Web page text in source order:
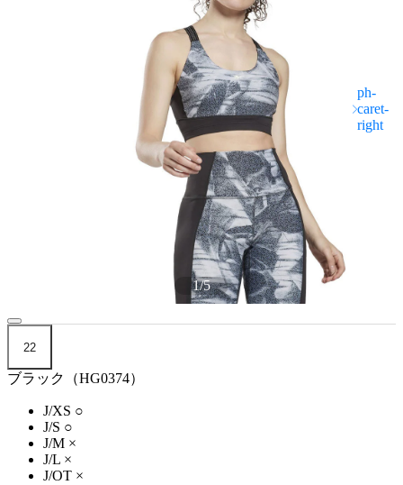
1/5
22
ブラック（HG0374）
J/XS ○
J/S ○
J/M ×
J/L ×
J/OT ×